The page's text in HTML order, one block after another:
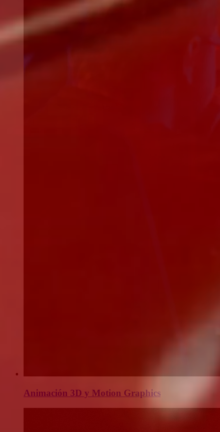
Animación 3D y Motion Graphics